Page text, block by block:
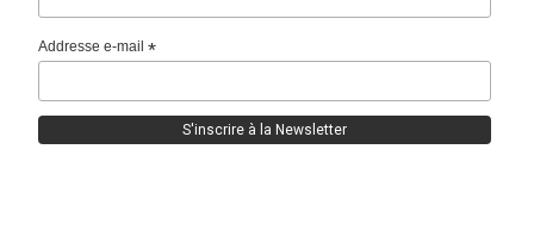
Addresse e-mail*